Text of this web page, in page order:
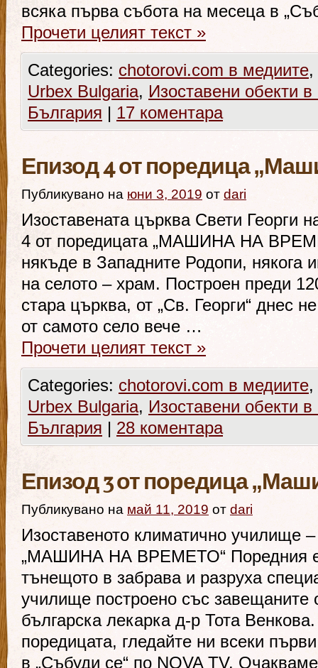
всяка първа събота на месеца в
Прочети целият текст »
Categories: chotorovi.com в медиите,
Urbex Bulgaria, Изоставени обекти
България | 17 коментара
Епизод 4 от поредица
Публикувано на юни 3, 2019 от dari
Изоставената църква Свети Георги
4 от поредицата „МАШИНА НА
някъде в Западните Родопи, някога
на селото – храм. Построен преди
стара църква, от „Св. Георги“ днес
от самото село вече …
Прочети целият текст »
Categories: chotorovi.com в медиите,
Urbex Bulgaria, Изоставени обекти
България | 28 коментара
Епизод 3 от поредица
Публикувано на май 11, 2019 от dari
Изоставеното климатично училище
„МАШИНА НА ВРЕМЕТО“ Поредния
тънещото в забрава и разруха
училище построено със завещаните
българска лекарка д-р Тота
поредицата, гледайте ни всеки
в „Събуди се“ по NOVA TV.